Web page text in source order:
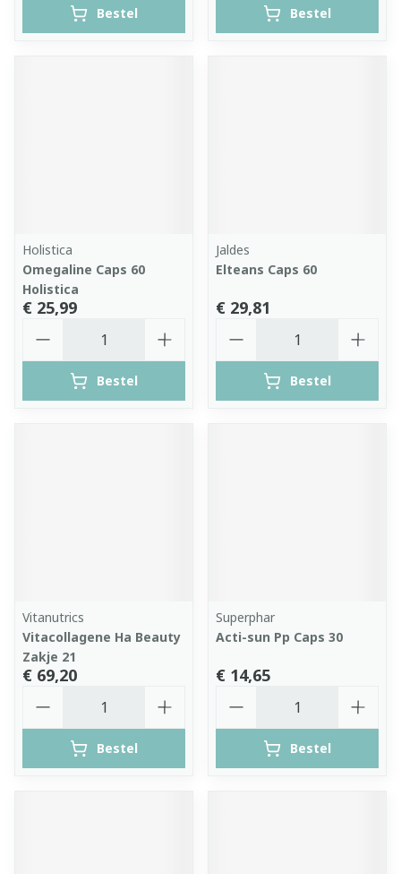
Bestel Bestel
Holistica
Omegaline Caps 60
Holistica
€ 25,99
Bestel
Jaldes
Elteans Caps 60
€ 29,81
Bestel
Vitanutrics
Vitacollagene Ha Beauty
Zakje 21
€ 69,20
Bestel
Superphar
Acti-sun Pp Caps 30
€ 14,65
Bestel